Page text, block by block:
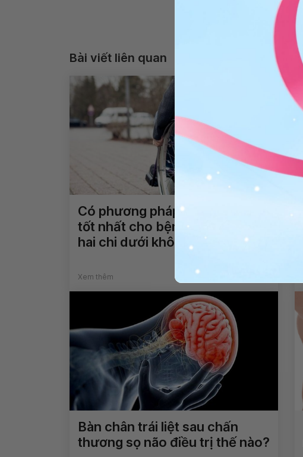
Bài viết liên quan
Có phương pháp nào điều trị
tốt nhất cho bệnh nhân bị liệt
hai chi dưới không?
Xem thêm
Bàn chân trái liệt sau chấn
thương sọ não điều trị thế nào?